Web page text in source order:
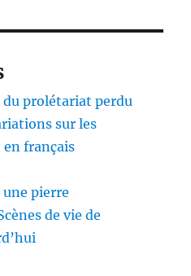
du prolétariat perdu
sur les
en français
une pierre
de vie de